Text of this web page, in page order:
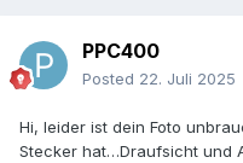
PPC400
Posted 22. Juli 2025
Hi, leider ist dein Foto
Stecker hat…Draufsicht und